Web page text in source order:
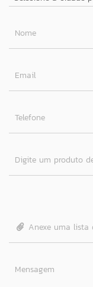
Nome
Email
Telefone
Digite um produto
Anexe uma lista
Mensagem